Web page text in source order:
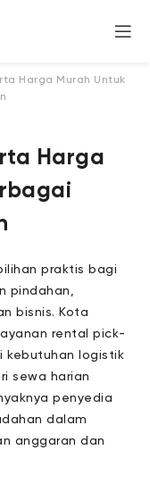
Harga Murah Untuk
Harga
praktis bagi
pindahan,
bisnis. Kota
rental pick-
kebutuhan logistik
sewa harian
penyedia
dalam
anggaran dan